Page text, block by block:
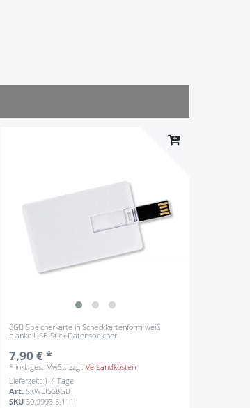
8GB Speicherkarte in Scheckkartenform weiß
blanko USB Stick Datenspeicher
7,90 € *
* inkl. ges. MwSt. zzgl.Versandkosten
Lieferzeit: 1-4 Tage
Art.SKWEISS8GB
SKU30.9993.5.111